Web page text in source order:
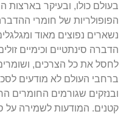
בעולם כולו, ובעיקר בארצות
הפופולריות של חומרי
נשארים נפוצים מאוד
הדברה סינתטיים וכימיים
לחסל את כל הצרכים,
ברחבי העולם לא מודעים
ובנזקים שגורמים החומרים
קטנים. המודעות לשמירה על